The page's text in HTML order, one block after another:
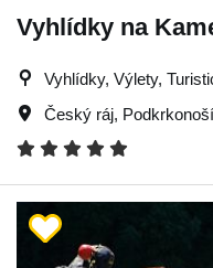
Vyhlídky na
Vyhlídky, Výlety,
Český ráj, Podkrkonoší